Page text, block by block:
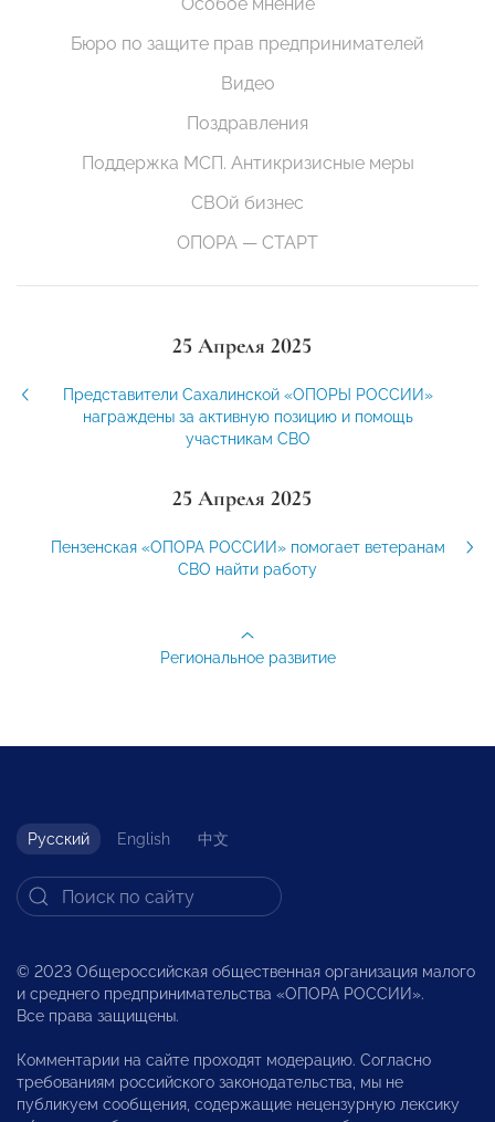
Бюро по защите прав предпринимателей
Видео
Поздравления
Поддержка МСП. Антикризисные меры
СВОй бизнес
ОПОРА — СТАРТ
25 Апреля 2025
Представители Сахалинской «ОПОРЫ РОССИИ»
награждены за активную позицию и помощь
участникам СВО
25 Апреля 2025
Пензенская «ОПОРА РОССИИ» помогает ветеранам
СВО найти работу
Региональное развитие
Русский English 中文
© 2023 Общероссийская общественная организация малого
и среднего предпринимательства «ОПОРА РОССИИ».
Все права защищены.
Комментарии на сайте проходят модерацию. Согласно
требованиям российского законодательства, мы не
публикуем сообщения, содержащие нецензурную лексику